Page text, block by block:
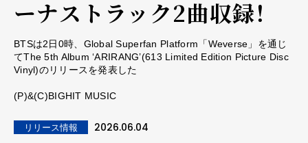
ーナストラック2曲収録！
BTSは2日0時、Global Superfan Platform「Weverse」を通じ
てThe 5th Album ‘ARIRANG’(613 Limited Edition Picture Disc
Vinyl)のリリースを発表した
(P)&(C)BIGHIT MUSIC
リリース情報 2026.06.04